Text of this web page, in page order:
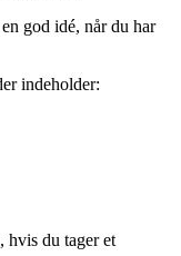
god idé, når du har
indeholder:
du tager et